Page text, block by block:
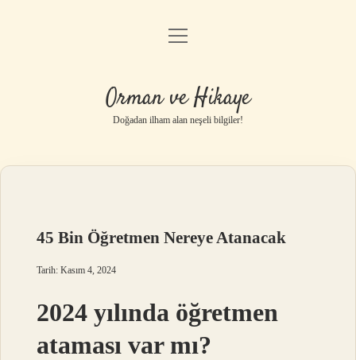
Anasayfa
Yasal Uyarı
menüyü
Orman ve Hikaye
Doğadan ilham alan neşeli bilgiler!
45 Bin Öğretmen Nereye Atanacak
Tarih: Kasım 4, 2024
2024 yılında öğretmen
ataması var mı?